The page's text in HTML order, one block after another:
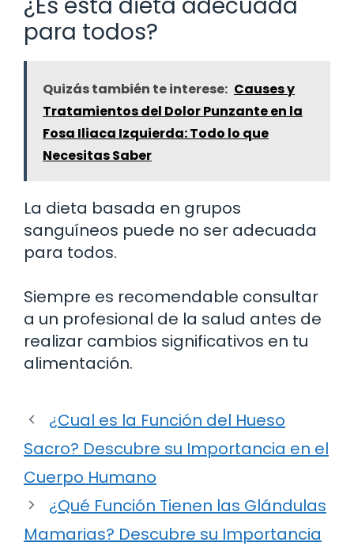
para todos?
Quizás también te interese: Causes y
Tratamientos del Dolor Punzante en la
Fosa Iliaca Izquierda: Todo lo que
Necesitas Saber
La dieta basada en grupos
sanguíneos puede no ser adecuada
para todos.
Siempre es recomendable consultar
a un profesional de la salud antes de
realizar cambios significativos en tu
alimentación.
¿Cual es la Función del Hueso
Sacro? Descubre su Importancia en el
Cuerpo Humano
¿Qué Función Tienen las Glándulas
Mamarias? Descubre su Importancia